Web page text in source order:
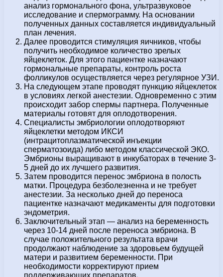
анализ гормонального фона, ультразвуковое
исследование и спермограмму. На основании
полученных данных составляется индивидуальный
план лечения.
Далее проводится стимуляция яичников, чтобы
получить необходимое количество зрелых
яйцеклеток. Для этого пациентке назначают
гормональные препараты, контроль роста
фолликулов осуществляется через регулярное УЗИ.
На следующем этапе проводят пункцию яйцеклеток
в условиях легкой анестезии. Одновременно с этим
происходит забор спермы партнера. Полученные
материалы готовят для оплодотворения.
Специалисты эмбриологии оплодотворяют
яйцеклетки методом ИКСИ
(интрацитоплазматической инъекции
сперматозоида) либо методом классической ЭКО.
Эмбрионы выращивают в инкубаторах в течение 3-
5 дней до их лучшего развития.
Затем проводится перенос эмбриона в полость
матки. Процедура безболезненна и не требует
анестезии. За несколько дней до переноса
пациентке назначают медикаменты для подготовки
эндометрия.
Заключительный этап — анализ на беременность
через 10-14 дней после переноса эмбриона. В
случае положительного результата врачи
продолжают наблюдение за здоровьем будущей
матери и развитием беременности. При
необходимости корректируют прием
поддерживающих препаратов.